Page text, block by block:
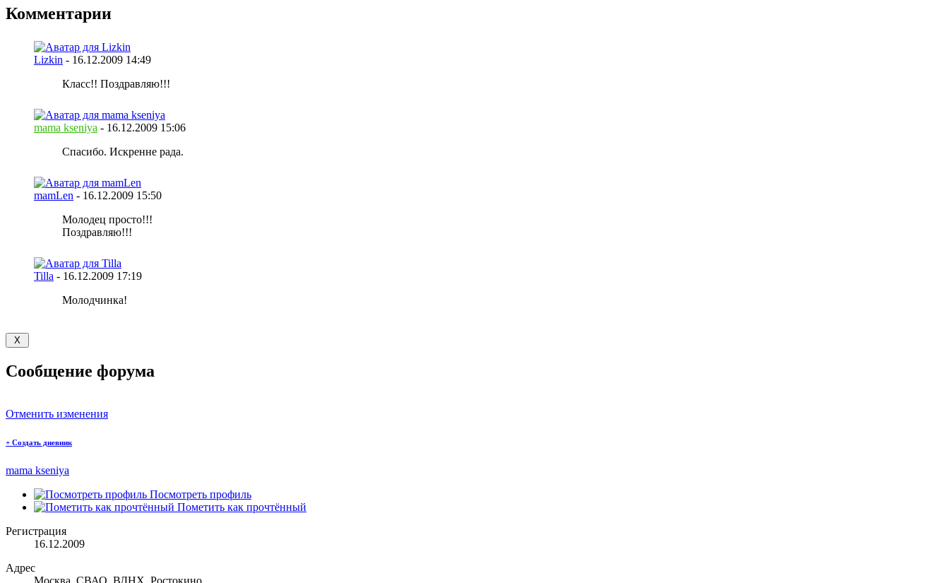
Комментарии
Lizkin - 16.12.2009 14:49
Класс!! Поздравляю!!!
mama kseniya - 16.12.2009 15:06
Спасибо. Искренне рада.
mamLen - 16.12.2009 15:50
Молодец просто!!!
Поздравляю!!!
Tilla - 16.12.2009 17:19
Молодчинка!
Сообщение форума
Отменить изменения
+ Создать дневник
mama kseniya
Посмотреть профиль
Пометить как прочтённый
Регистрация
16.12.2009
Адрес
Москва, СВАО, ВДНХ, Ростокино